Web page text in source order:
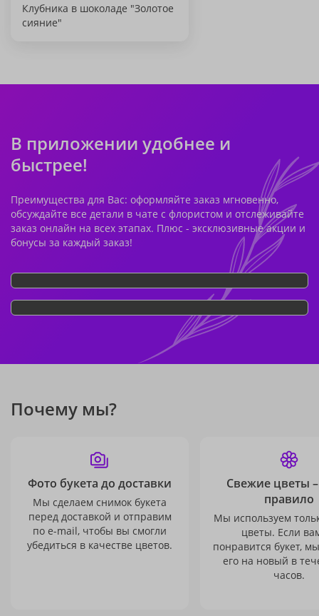
Клубника в шоколаде "Золотое
сияние"
В приложении удобнее и
быстрее!
Преимущества для Вас: оформляйте заказ мгновенно,
обсуждайте все детали в чате с флористом и отслеживайте
заказ онлайн на всех этапах. Плюс - эксклюзивные акции и
бонусы за каждый заказ!
Почему мы?
Фото букета до доставки
Мы сделаем снимок букета
перед доставкой и отправим
по e-mail, чтобы вы смогли
убедиться в качестве цветов.
Свежие цветы
правило
Мы используем
цветы. Если
понравится букет,
его на новый в
часов.